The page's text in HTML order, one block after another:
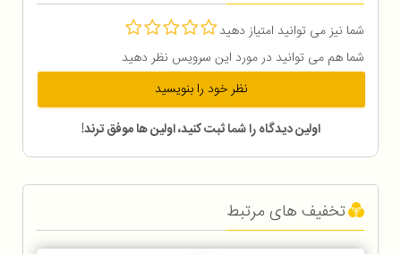
شما نیز می توانید امتیاز دهید
شما هم می توانید در مورد این سرویس نظر دهید
نظر خود را بنویسید
اولین دیدگاه را شما ثبت کنید، اولین ها موفق ترند!
تخفیف های مرتبط